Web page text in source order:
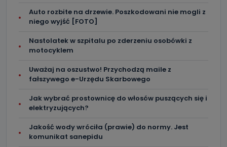
Auto rozbite na drzewie. Poszkodowani nie mogli z
niego wyjść [FOTO]
Nastolatek w szpitalu po zderzeniu osobówki z
motocyklem
Uważaj na oszustwo! Przychodzą maile z
fałszywego e-Urzędu Skarbowego
Jak wybrać prostownicę do włosów puszących się i
elektryzujących?
Jakość wody wróciła (prawie) do normy. Jest
komunikat sanepidu